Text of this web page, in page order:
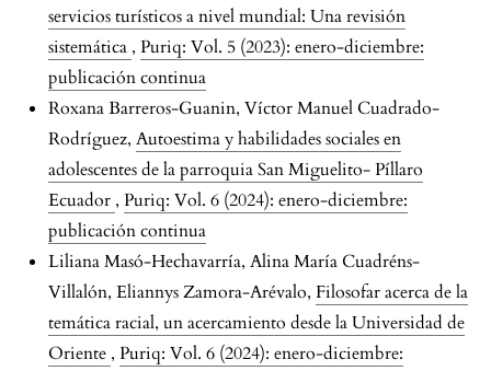
servicios turísticos a nivel mundial: Una revisión
sistemática , Puriq: Vol. 5 (2023): enero-diciembre:
publicación continua
Roxana Barreros-Guanin, Víctor Manuel Cuadrado-
Rodríguez, Autoestima y habilidades sociales en
adolescentes de la parroquia San Miguelito- Píllaro
Ecuador , Puriq: Vol. 6 (2024): enero-diciembre:
publicación continua
Liliana Masó-Hechavarría, Alina María Cuadréns-
Villalón, Eliannys Zamora-Arévalo, Filosofar acerca de la
temática racial, un acercamiento desde la Universidad de
Oriente , Puriq: Vol. 6 (2024): enero-diciembre: